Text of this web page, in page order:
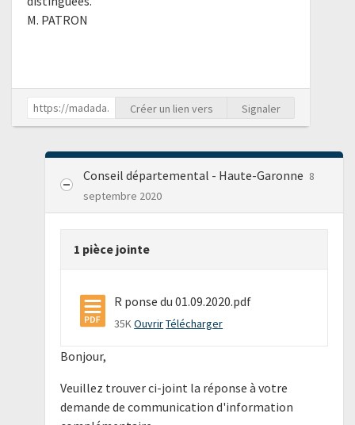
M. PATRON
Créer un lien vers Signaler
Conseil départemental - Haute-Garonne 8
septembre 2020
1 pièce jointe
R ponse du 01.09.2020.pdf
35KOuvrirTélécharger
Bonjour,
Veuillez trouver ci-joint la réponse à votre
demande de communication d'information